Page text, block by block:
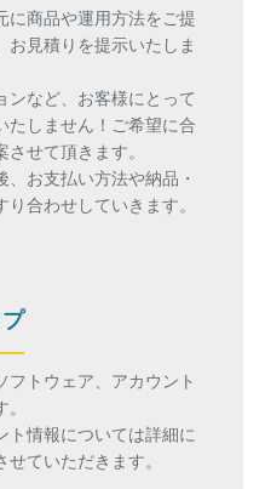
に商品や運用方法をご提
お見積りを提示いたしま
ンなど、お客様にとって
たしません！ご希望に合
せて頂きます。
、お支払い方法や納品・
合わせしていきます。
フトウェア、アカウント
ト情報については詳細に
ていただきます。